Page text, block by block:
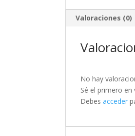
Valoraciones (0)
No hay
Sé el primero en
Debesacceder